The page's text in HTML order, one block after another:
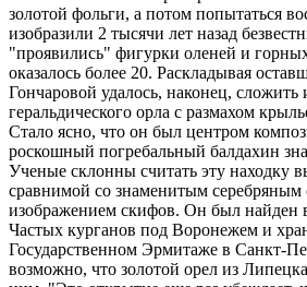
золотой фольги, а потом попытаться
изобразили 2 тысячи лет назад
"проявились" фигурки оленей и
оказалось более 20. Раскладывая
Гончаровой удалось, наконец, сложить
геральдического орла с размахом
Стало ясно, что он был центром
роскошный погребальный балдахин
Ученые склонны считать эту находку
сравнимой со знаменитым серебряным
изображением скифов. Он был найден
Частых курганов под Воронежем и
Государственном Эрмитаже в Санкт-
возможно, что золотой орел из